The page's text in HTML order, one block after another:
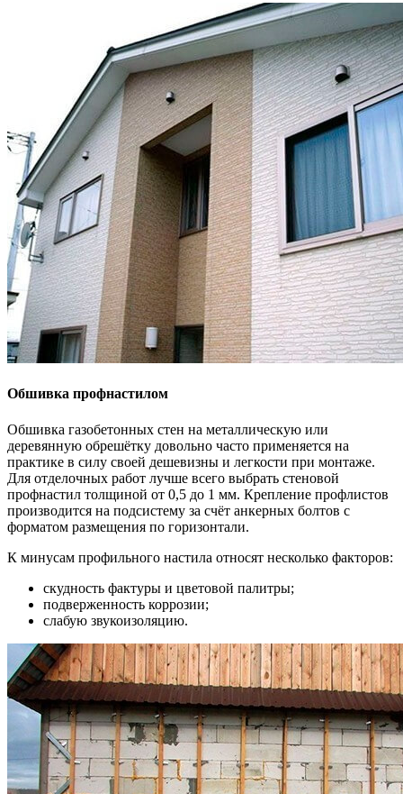
Обшивка профнастилом
Обшивка газобетонных стен на металлическую или
деревянную обрешётку довольно часто применяется на
практике в силу своей дешевизны и легкости при монтаже.
Для отделочных работ лучше всего выбрать стеновой
профнастил толщиной от 0,5 до 1 мм. Крепление профлистов
производится на подсистему за счёт анкерных болтов с
форматом размещения по горизонтали.
К минусам профильного настила относят несколько факторов:
скудность фактуры и цветовой палитры;
подверженность коррозии;
слабую звукоизоляцию.